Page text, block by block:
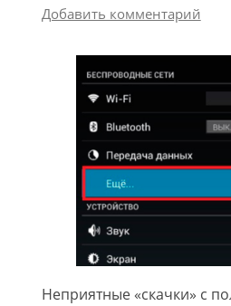
Добавить комментарий
Неприятные «скачки» с